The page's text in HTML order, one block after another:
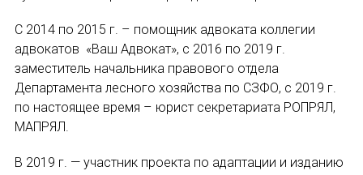
XVI КОНГРЕСС МАПРЯЛ
РУССКИЙ ЯЗЫК В МИРЕ
ПРОЕКТЫ
Научно-практические семинары по
С 2014 по 2015 г. – помощник адвоката коллегии
адвокатов «Ваш Адвокат», с 2016 по 2019 г.
заместитель начальника правового отдела
Департамента лесного хозяйства по СЗФО, с 2019 г.
по настоящее время – юрист секретариата РОПРЯЛ,
МАПРЯЛ.
В 2019 г. — участник проекта по адаптации и изданию
Подписаться